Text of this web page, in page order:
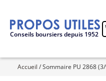
Conseils boursiers depuis 1952
Accueil /Sommaire PU 2868